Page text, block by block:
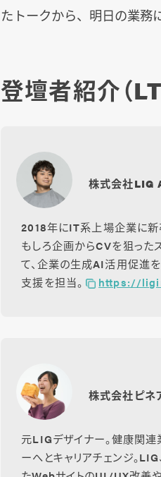
たトークから、明日の業務
登壇者紹介（
株式会社LIG
2018年にIT系上場企業に新
もしろ企画からCVを狙った
て、企業の生成AI活用促進
支援を担当。
https://
株式会社ピネ
元LIGデザイナー。健康関連
ーへとキャリアチェンジ。